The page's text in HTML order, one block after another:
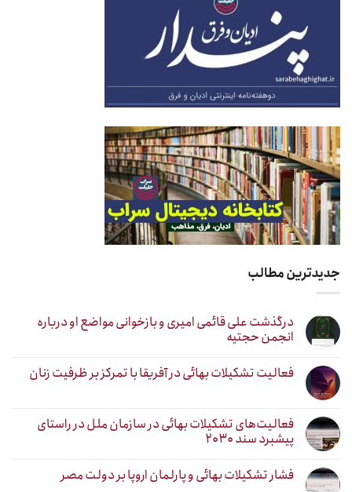
جدیدترین مطالب
درگذشت علی قائمی امیری و بازخوانی مواضع او درباره
انجمن حجتیه
فعالیت تشکیلات بهائی در آفریقا با تمرکز بر ظرفیت زنان
فعالیت‌های تشکیلات بهائی در سازمان ملل در راستای
پیشبرد سند ۲۰۳۰
فشار تشکیلات بهائی و پارلمان اروپا بر دولت مصر